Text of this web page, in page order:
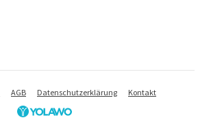
AGB Datenschutzerklärung Kontakt